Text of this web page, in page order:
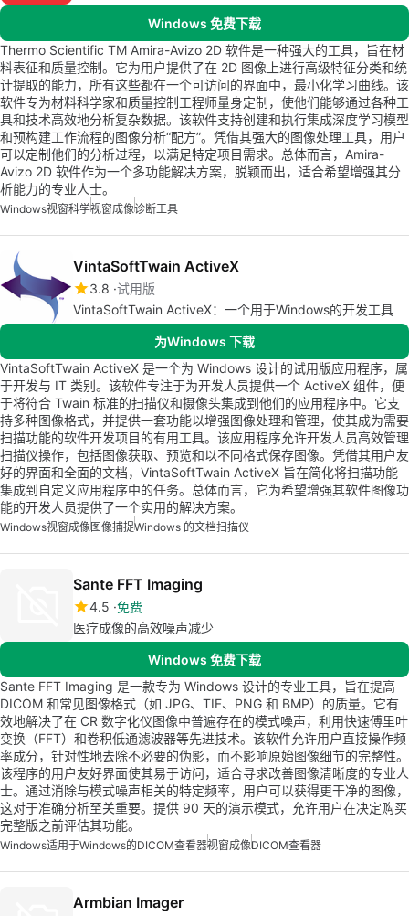
Windows 免费下载
Thermo Scientific TM Amira-Avizo 2D 软件是一种强大的工具，旨在材
料表征和质量控制。它为用户提供了在 2D 图像上进行高级特征分类和统
计提取的能力，所有这些都在一个可访问的界面中，最小化学习曲线。该
软件专为材料科学家和质量控制工程师量身定制，使他们能够通过各种工
具和技术高效地分析复杂数据。该软件支持创建和执行集成深度学习模型
和预构建工作流程的图像分析“配方”。凭借其强大的图像处理工具，用户
可以定制他们的分析过程，以满足特定项目需求。总体而言，Amira-
Avizo 2D 软件作为一个多功能解决方案，脱颖而出，适合希望增强其分
析能力的专业人士。
Windows视窗科学视窗成像诊断工具
VintaSoftTwain ActiveX
3.8 试用版
VintaSoftTwain ActiveX：一个用于Windows的开发工具
为Windows 下载
VintaSoftTwain ActiveX 是一个为 Windows 设计的试用版应用程序，属
于开发与 IT 类别。该软件专注于为开发人员提供一个 ActiveX 组件，便
于将符合 Twain 标准的扫描仪和摄像头集成到他们的应用程序中。它支
持多种图像格式，并提供一套功能以增强图像处理和管理，使其成为需要
扫描功能的软件开发项目的有用工具。该应用程序允许开发人员高效管理
扫描仪操作，包括图像获取、预览和以不同格式保存图像。凭借其用户友
好的界面和全面的文档，VintaSoftTwain ActiveX 旨在简化将扫描功能
集成到自定义应用程序中的任务。总体而言，它为希望增强其软件图像功
能的开发人员提供了一个实用的解决方案。
Windows视窗成像图像捕捉Windows 的文档扫描仪
Sante FFT Imaging
4.5 免费
医疗成像的高效噪声减少
Windows 免费下载
Sante FFT Imaging 是一款专为 Windows 设计的专业工具，旨在提高
DICOM 和常见图像格式（如 JPG、TIF、PNG 和 BMP）的质量。它有
效地解决了在 CR 数字化仪图像中普遍存在的模式噪声，利用快速傅里叶
变换（FFT）和卷积低通滤波器等先进技术。该软件允许用户直接操作频
率成分，针对性地去除不必要的伪影，而不影响原始图像细节的完整性。
该程序的用户友好界面使其易于访问，适合寻求改善图像清晰度的专业人
士。通过消除与模式噪声相关的特定频率，用户可以获得更干净的图像，
这对于准确分析至关重要。提供 90 天的演示模式，允许用户在决定购买
完整版之前评估其功能。
Windows适用于Windows的DICOM查看器视窗成像DICOM查看器
Armbian Imager